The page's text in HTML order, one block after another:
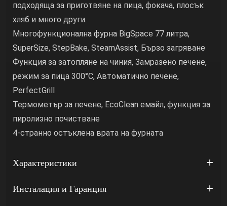
подходяща за приготвяне на пица, фокача, плосък
хляб и много други.
Многофункционална фурна BigSpace 77 литра,
SuperSize, StepBake, SteamAssist, Бързо загряване
Функция за затопляне на чиния, Замразено печене,
режим за пица 300°C, Автоматично печене,
PerfectGrill
Термометър за печене, EcoClean емайл, функция за
пиролизно почистване
4-странно остъклена врата на фурната
Характеристики
Инсталация и Гаранция